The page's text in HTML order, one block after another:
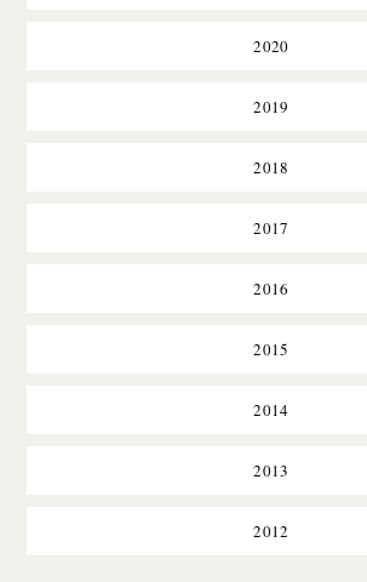
2020
2019
2018
2017
2016
2015
2014
2013
2012